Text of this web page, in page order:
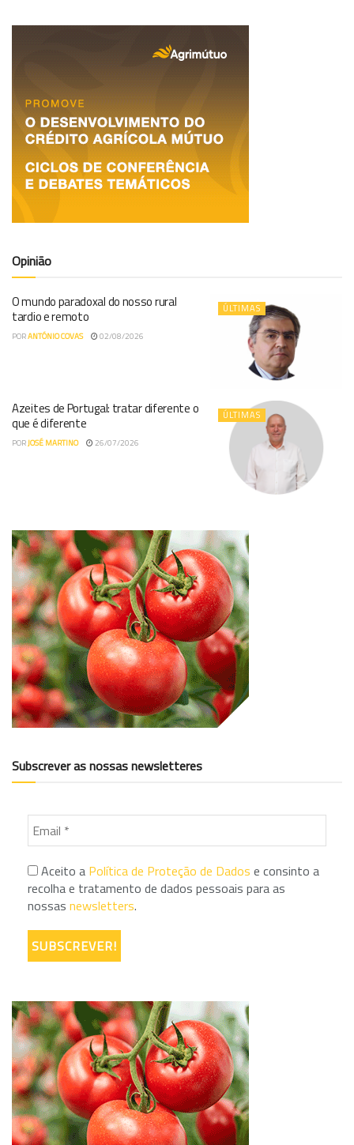
Opinião
ÚLTIMAS
O mundo paradoxal do nosso rural
tardio e remoto
PORANTÓNIO COVAS 02/08/2026
ÚLTIMAS
Azeites de Portugal: tratar diferente o
que é diferente
PORJOSÉ MARTINO 26/07/2026
Subscrever as nossas newsletteres
Aceito a Política de Proteção de Dados e consinto a
recolha e tratamento de dados pessoais para as
nossas newsletters.